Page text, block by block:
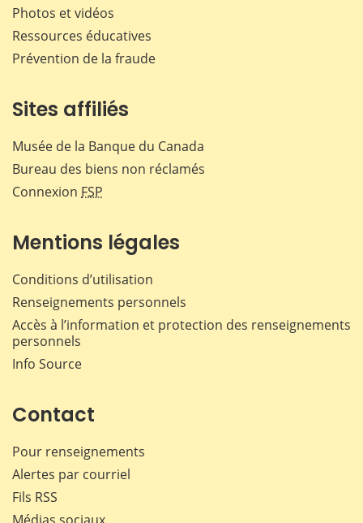
Photos et vidéos
Ressources éducatives
Prévention de la fraude
Sites affiliés
Musée de la Banque du Canada
Bureau des biens non réclamés
Connexion FSP
Mentions légales
Conditions d’utilisation
Renseignements personnels
Accès à l’information et protection des renseignements
personnels
Info Source
Contact
Pour renseignements
Alertes par courriel
Fils RSS